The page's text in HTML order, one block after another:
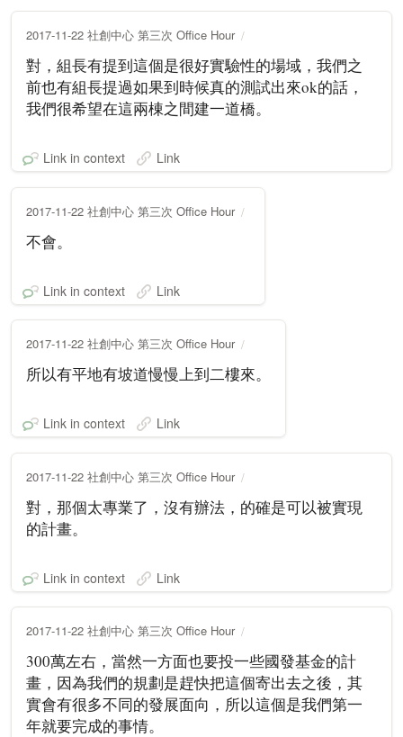
2017-11-22 社創中心 第三次 Office Hour
對，組長有提到這個是很好實驗性的場域，我們之
前也有組長提過如果到時候真的測試出來ok的話，
我們很希望在這兩棟之間建一道橋。
Link in context Link
2017-11-22 社創中心 第三次 Office Hour
不會。
Link in context Link
2017-11-22 社創中心 第三次 Office Hour
所以有平地有坡道慢慢上到二樓來。
Link in context Link
2017-11-22 社創中心 第三次 Office Hour
對，那個太專業了，沒有辦法，的確是可以被實現
的計畫。
Link in context Link
2017-11-22 社創中心 第三次 Office Hour
300萬左右，當然一方面也要投一些國發基金的計
畫，因為我們的規劃是趕快把這個寄出去之後，其
實會有很多不同的發展面向，所以這個是我們第一
年就要完成的事情。